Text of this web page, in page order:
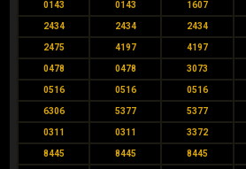
0143 0143 1607
2434 2434 2434
2475 4197 4197
0478 0478 3073
0516 0516 0516
6306 5377 5377
0311 0311 3372
8445 8445 8445